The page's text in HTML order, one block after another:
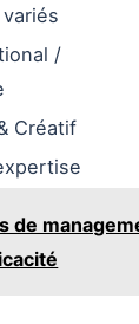
/
Créatif
de